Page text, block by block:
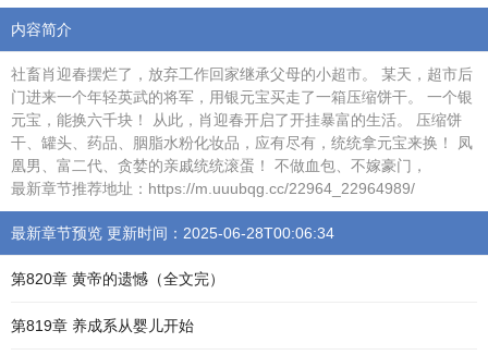
内容简介
社畜肖迎春摆烂了，放弃工作回家继承父母的小超市。 某天，超市后
门进来一个年轻英武的将军，用银元宝买走了一箱压缩饼干。 一个银
元宝，能换六千块！ 从此，肖迎春开启了开挂暴富的生活。 压缩饼
干、罐头、药品、胭脂水粉化妆品，应有尽有，统统拿元宝来换！ 凤
凰男、富二代、贪婪的亲戚统统滚蛋！ 不做血包、不嫁豪门，
最新章节推荐地址：https://m.uuubqg.cc/22964_22964989/
最新章节预览 更新时间：2025-06-28T00:06:34
第820章 黄帝的遗憾（全文完）
第819章 养成系从婴儿开始